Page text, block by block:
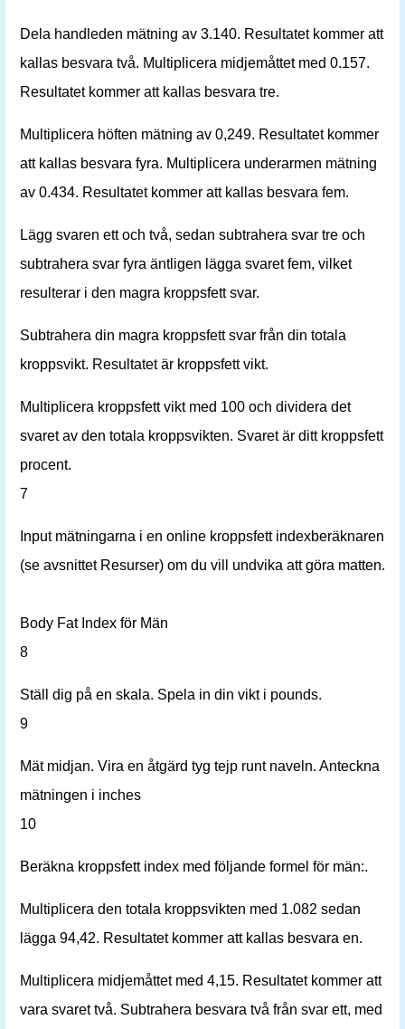
Dela handleden mätning av 3.140. Resultatet kommer att
kallas besvara två. Multiplicera midjemåttet med 0.157.
Resultatet kommer att kallas besvara tre.
Multiplicera höften mätning av 0,249. Resultatet kommer
att kallas besvara fyra. Multiplicera underarmen mätning
av 0.434. Resultatet kommer att kallas besvara fem.
Lägg svaren ett och två, sedan subtrahera svar tre och
subtrahera svar fyra äntligen lägga svaret fem, vilket
resulterar i den magra kroppsfett svar.
Subtrahera din magra kroppsfett svar från din totala
kroppsvikt. Resultatet är kroppsfett vikt.
Multiplicera kroppsfett vikt med 100 och dividera det
svaret av den totala kroppsvikten. Svaret är ditt kroppsfett
procent.
7
Input mätningarna i en online kroppsfett indexberäknaren
(se avsnittet Resurser) om du vill undvika att göra matten.
Body Fat Index för Män
8
Ställ dig på en skala. Spela in din vikt i pounds.
9
Mät midjan. Vira en åtgärd tyg tejp runt naveln. Anteckna
mätningen i inches
10
Beräkna kroppsfett index med följande formel för män:.
Multiplicera den totala kroppsvikten med 1.082 sedan
lägga 94,42. Resultatet kommer att kallas besvara en.
Multiplicera midjemåttet med 4,15. Resultatet kommer att
vara svaret två. Subtrahera besvara två från svar ett, med